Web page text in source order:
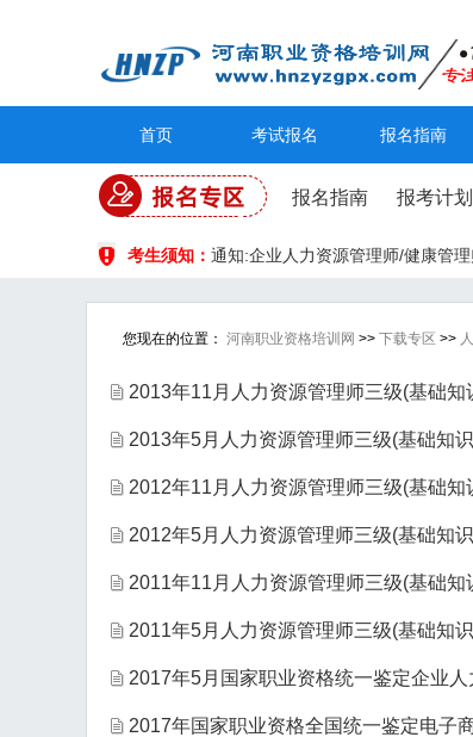
首页 考试报名 报名指南
报名指南 报考计划
考生须知： 通知:企业人力资源管理师/健康管
您现在的位置： 河南职业资格培训网 >> 下载专区 >>
2013年11月人力资源管理师三级(基础知
2013年5月人力资源管理师三级(基础知
2012年11月人力资源管理师三级(基础知
2012年5月人力资源管理师三级(基础知
2011年11月人力资源管理师三级(基础知
2011年5月人力资源管理师三级(基础知
2017年5月国家职业资格统一鉴定企业
2017年国家职业资格全国统一鉴定电子